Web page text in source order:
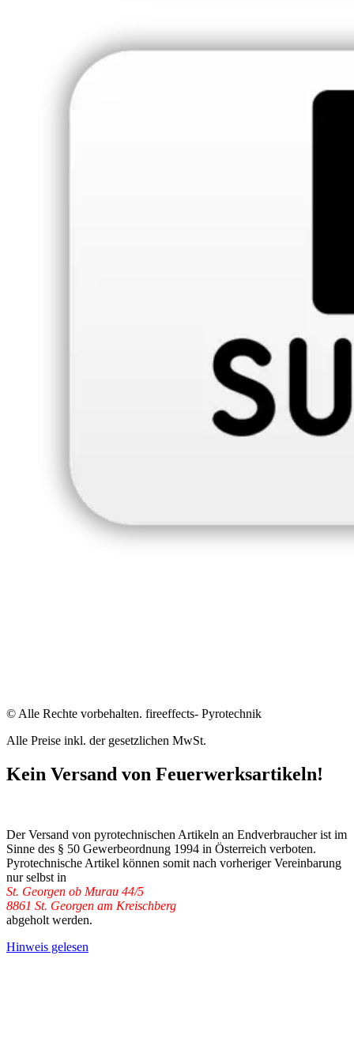
© Alle Rechte vorbehalten. fireeffects- Pyrotechnik
Alle Preise inkl. der gesetzlichen MwSt.
Kein Versand von Feuerwerksartikeln!
Der Versand von pyrotechnischen Artikeln an Endverbraucher ist im
Sinne des § 50 Gewerbeordnung 1994 in Österreich verboten.
Pyrotechnische Artikel können somit nach vorheriger Vereinbarung
nur selbst in
St. Georgen ob Murau 44/5
8861 St. Georgen am Kreischberg
abgeholt werden.
Hinweis gelesen